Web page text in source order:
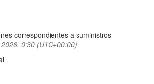
correspondientes a suministros
0:30 (UTC+00:00)